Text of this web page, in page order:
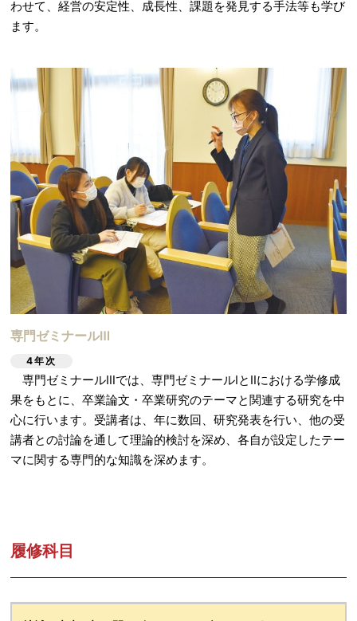
わせて、経営の安定性、成長性、課題を発見する手法等も学び
ます。
専門ゼミナールⅢ
4年次
専門ゼミナールⅢでは、専門ゼミナールⅠとⅡにおける学修成
果をもとに、卒業論文・卒業研究のテーマと関連する研究を中
心に行います。受講者は、年に数回、研究発表を行い、他の受
講者との討論を通して理論的検討を深め、各自が設定したテー
マに関する専門的な知識を深めます。
履修科目